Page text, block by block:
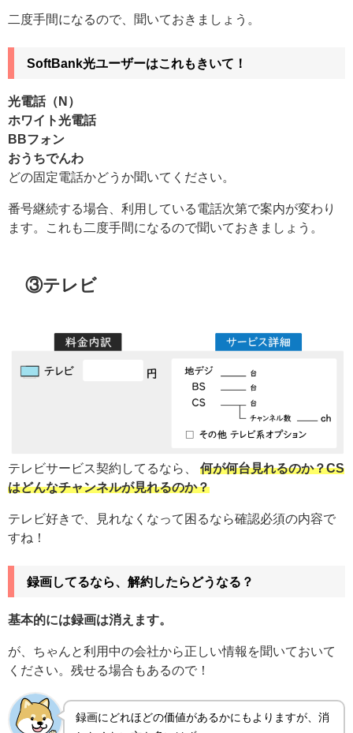
二度手間になるので、聞いておきましょう。
SoftBank光ユーザーはこれもきいて！
光電話（N）
ホワイト光電話
BBフォン
おうちでんわ
どの固定電話かどうか聞いてください。
番号継続する場合、利用している電話次第で案内が変わり
ます。これも二度手間になるので聞いておきましょう。
③テレビ
テレビサービス契約してるなら、 何が何台見れるのか？CS
はどんなチャンネルが見れるのか？
テレビ好きで、見れなくなって困るなら確認必須の内容で
すね！
録画してるなら、解約したらどうなる？
基本的には録画は消えます。
が、ちゃんと利用中の会社から正しい情報を聞いておいて
ください。残せる場合もあるので！
録画にどれほどの価値があるかにもよりますが、消